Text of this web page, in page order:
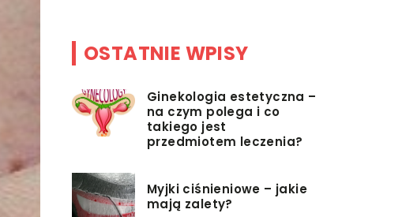
OSTATNIE WPISY
Ginekologia estetyczna –
na czym polega i co
takiego jest
przedmiotem leczenia?
Myjki ciśnieniowe – jakie
mają zalety?